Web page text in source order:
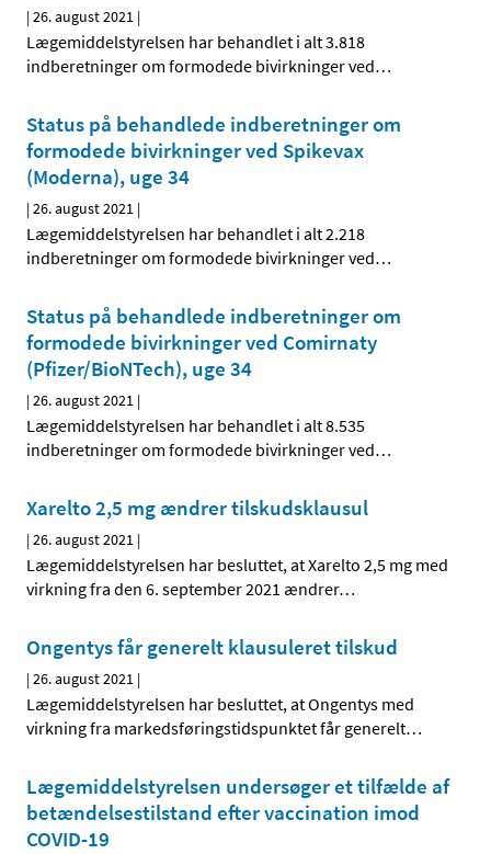
|26. august 2021 |
Lægemiddelstyrelsen har behandlet i alt 3.818
indberetninger om formodede bivirkninger ved…
Status på behandlede indberetninger om
formodede bivirkninger ved Spikevax
(Moderna), uge 34
|26. august 2021 |
Lægemiddelstyrelsen har behandlet i alt 2.218
indberetninger om formodede bivirkninger ved…
Status på behandlede indberetninger om
formodede bivirkninger ved Comirnaty
(Pfizer/BioNTech), uge 34
|26. august 2021 |
Lægemiddelstyrelsen har behandlet i alt 8.535
indberetninger om formodede bivirkninger ved…
Xarelto 2,5 mg ændrer tilskudsklausul
|26. august 2021 |
Lægemiddelstyrelsen har besluttet, at Xarelto 2,5 mg med
virkning fra den 6. september 2021 ændrer…
Ongentys får generelt klausuleret tilskud
|26. august 2021 |
Lægemiddelstyrelsen har besluttet, at Ongentys med
virkning fra markedsføringstidspunktet får generelt…
Lægemiddelstyrelsen undersøger et tilfælde af
betændelsestilstand efter vaccination imod
COVID-19